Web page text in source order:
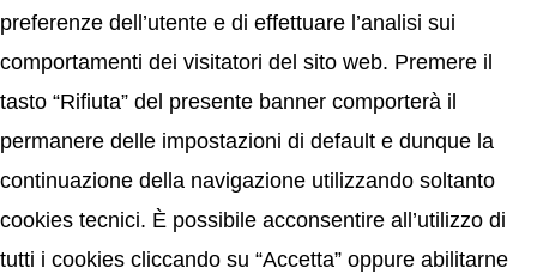
preferenze dell’utente e di effettuare l’analisi sui
comportamenti dei visitatori del sito web. Premere il
tasto “Rifiuta” del presente banner comporterà il
permanere delle impostazioni di default e dunque la
continuazione della navigazione utilizzando soltanto
cookies tecnici. È possibile acconsentire all’utilizzo di
tutti i cookies cliccando su “Accetta” oppure abilitarne